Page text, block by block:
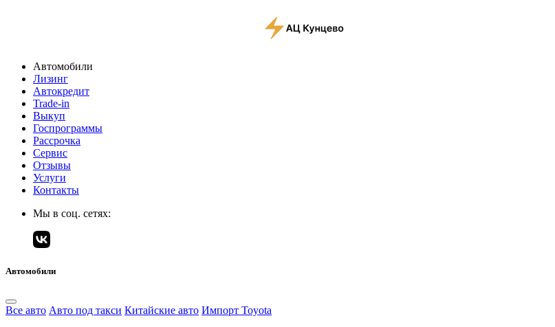
Автомобили
Лизинг
Автокредит
Trade-in
Выкуп
Госпрограммы
Рассрочка
Сервис
Отзывы
Услуги
Контакты
Мы в соц. сетях:
Автомобили
Все авто Авто под такси Китайские авто Импорт Toyota